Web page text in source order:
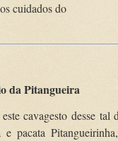
cuidados do
da Pitangueira
cavagesto desse tal
e pacata